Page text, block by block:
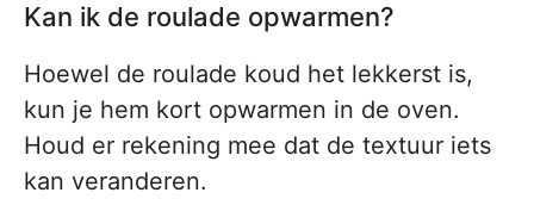
Kan ik de roulade opwarmen?
Hoewel de roulade koud het lekkerst is,
kun je hem kort opwarmen in de oven.
Houd er rekening mee dat de textuur iets
kan veranderen.